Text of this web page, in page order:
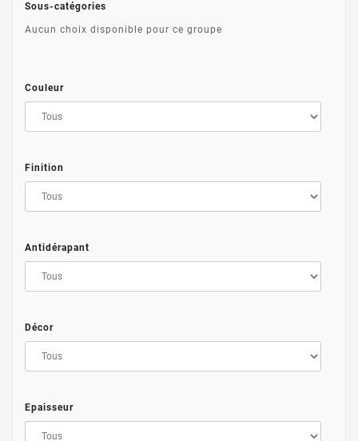
Sous-catégories
Aucun choix disponible pour ce groupe
Couleur
Finition
Antidérapant
Décor
Epaisseur